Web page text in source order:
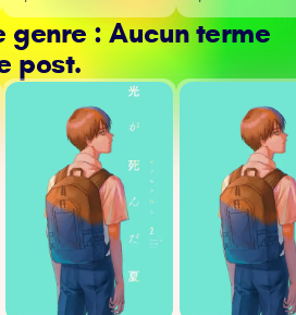
genre : Aucun terme
post.